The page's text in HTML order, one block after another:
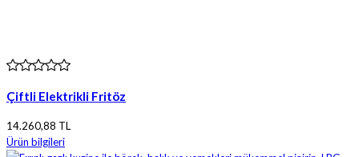
Çiftli Elektrikli Fritöz
14.260,88 TL
Ürün bilgileri